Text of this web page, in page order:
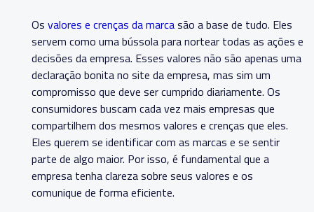
Os valores e crenças da marcasão a base de tudo. Eles
servem como uma bússola para nortear todas as ações e
decisões da empresa. Esses valores não são apenas uma
declaração bonita no site da empresa, mas sim um
compromisso que deve ser cumprido diariamente. Os
consumidores buscam cada vez mais empresas que
compartilhem dos mesmos valores e crenças que eles.
Eles querem se identificar com as marcas e se sentir
parte de algo maior. Por isso, é fundamental que a
empresa tenha clareza sobre seus valores e os
comunique de forma eficiente.